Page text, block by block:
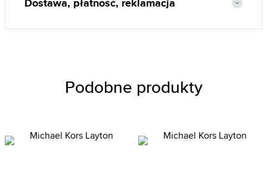
Podobne produkty